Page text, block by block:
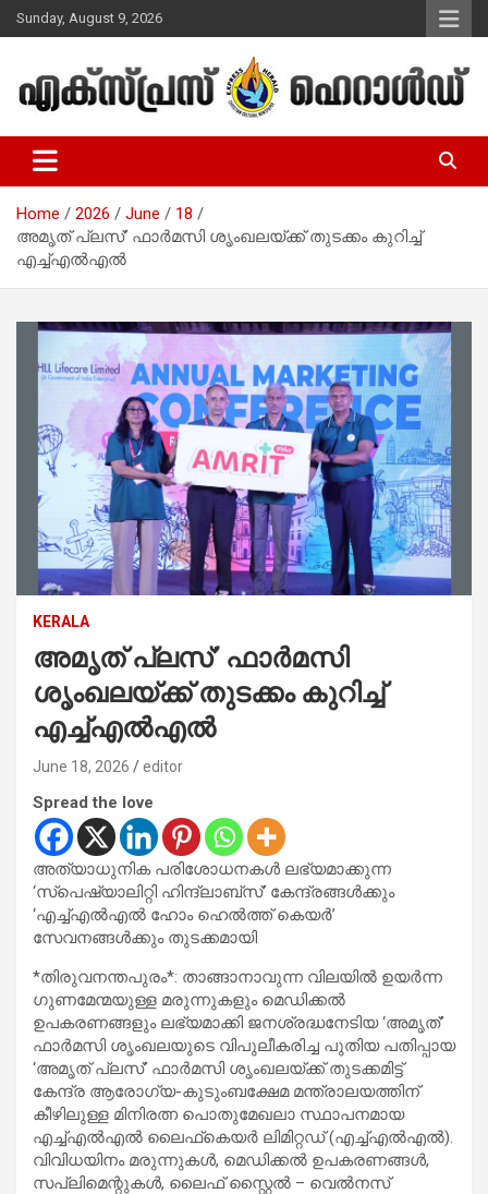
Skip
to
Sunday, August 9, 2026
Express Herald – Malayalam
Christian News
Home 2026 June
18
അമൃത് പ്ലസ്’ ഫാർമസി ശൃംഖലയ്ക്ക് തുടക്കം കുറിച്ച്
എച്ച്എൽഎൽ
KERALA
അമൃത് പ്ലസ്’ ഫാർമസി
ശൃംഖലയ്ക്ക് തുടക്കം കുറിച്ച്
എച്ച്എൽഎൽ
June 18, 2026 editor
Spread the love
അത്യാധുനിക പരിശോധനകൾ ലഭ്യമാക്കുന്ന
‘സ്പെഷ്യാലിറ്റി ഹിന്ദ്‌ലാബ്‌സ്’ കേന്ദ്രങ്ങൾക്കും
‘എച്ച്എൽഎൽ ഹോം ഹെൽത്ത് കെയർ’
സേവനങ്ങൾക്കും തുടക്കമായി
*തിരുവനന്തപുരം*: താങ്ങാനാവുന്ന വിലയിൽ ഉയർന്ന
ഗുണമേന്മയുള്ള മരുന്നുകളും മെഡിക്കൽ
ഉപകരണങ്ങളും ലഭ്യമാക്കി ജനശ്രദ്ധനേടിയ ‘അമൃത്’
ഫാർമസി ശൃംഖലയുടെ വിപുലീകരിച്ച പുതിയ പതിപ്പായ
‘അമൃത് പ്ലസ്’ ഫാർമസി ശൃംഖലയ്ക്ക് തുടക്കമിട്ട്
കേന്ദ്ര ആരോഗ്യ-കുടുംബക്ഷേമ മന്ത്രാലയത്തിന്
കീഴിലുള്ള മിനിരത്ന പൊതുമേഖലാ സ്ഥാപനമായ
എച്ച്എൽഎൽ ലൈഫ്‌കെയർ ലിമിറ്റഡ് (എച്ച്എൽഎൽ).
വിവിധയിനം മരുന്നുകൾ, മെഡിക്കൽ ഉപകരണങ്ങൾ,
സപ്ലിമെന്റുകൾ, ലൈഫ് സ്റ്റൈൽ – വെൽനസ്